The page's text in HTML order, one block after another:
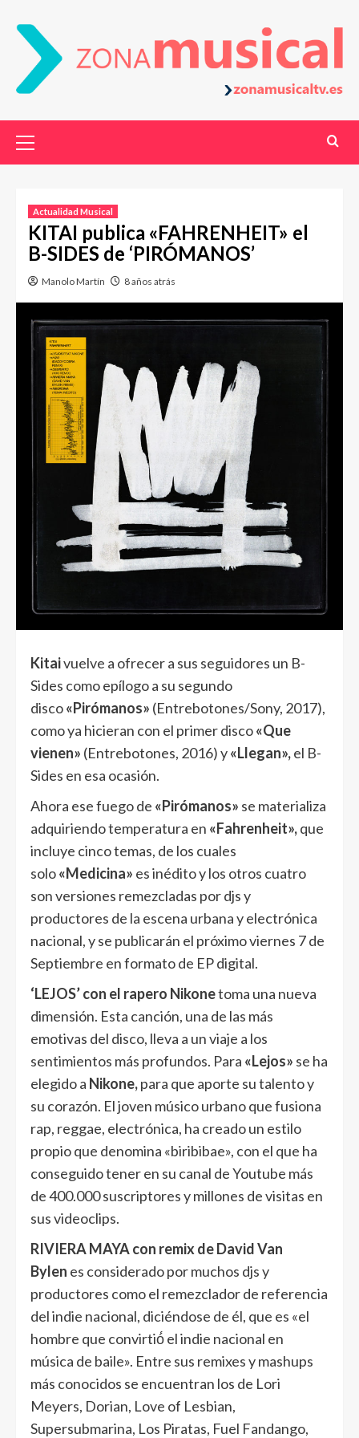
Actualidad Musical
KITAI publica «FAHRENHEIT» el
B-SIDES de ‘PIRÓMANOS’
Manolo Martín 8 años atrás
Kitaivuelve a ofrecer a sus seguidores un B-
Sides como epílogo a su segundo
disco«Pirómanos» (Entrebotones/Sony, 2017),
como ya hicieran con el primer disco«Que
vienen» (Entrebotones, 2016) y«Llegan»,el B-
Sides en esa ocasión.
Ahora ese fuego de «Pirómanos» se materializa
adquiriendo temperatura en «Fahrenheit»,que
incluye cinco temas, de los cuales
solo«Medicina» es inédito y los otros cuatro
son versiones remezcladas por djs y
productores de la escena urbana y electrónica
nacional, y se publicarán el próximo viernes 7 de
Septiembre en formato de EP digital.
‘LEJOS’ con el rapero Nikonetoma una nueva
dimensión. Esta canción, una de las más
emotivas del disco, lleva a un viaje a los
sentimientos más profundos. Para «Lejos» se ha
elegido a Nikone,para que aporte su talento y
su corazón. El joven músico urbano que fusiona
rap, reggae, electrónica, ha creado un estilo
propio que denomina «biribibae», con el que ha
conseguido tener en su canal de Youtube más
de 400.000 suscriptores y millones de visitas en
sus videoclips.
RIVIERA MAYA con remix de David Van
Bylen es considerado por muchos djs y
productores como el remezclador de referencia
del indie nacional, diciéndose de él, que es «el
hombre que convirtió́ el indie nacional en
música de baile». Entre sus remixes y mashups
más conocidos se encuentran los de Lori
Meyers, Dorian, Love of Lesbian,
Supersubmarina, Los Piratas, Fuel Fandango,